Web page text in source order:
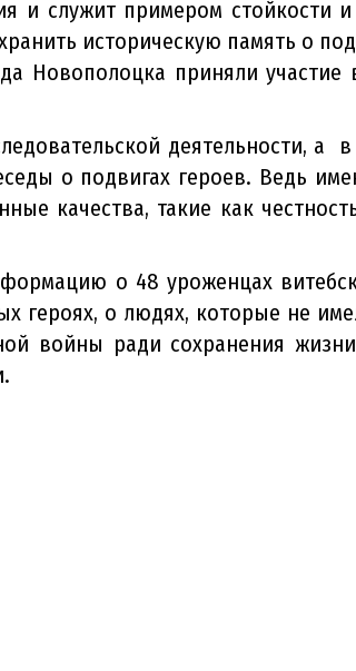
и служит примером стойкости и
историческую память о
Новополоцка приняли участие
деятельности, а
о подвигах героев. Ведь
качества, такие как
о 48 уроженцах
героях, о людях, которые не
войны ради сохранения